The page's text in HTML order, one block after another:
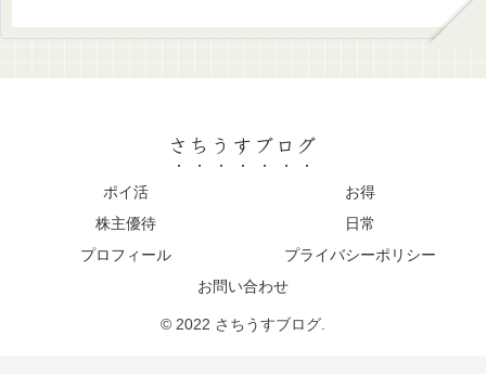
さちうすブログ
ポイ活
お得
株主優待
日常
プロフィール
プライバシーポリシー
お問い合わせ
© 2022 さちうすブログ.